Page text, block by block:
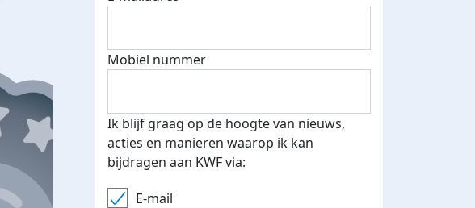
E-mails verstuurd
Top fondsenwerver
Mobiel nummer
Ik blijf graag op de hoogte van nieuws,
acties en manieren waarop ik kan
bijdragen aan KWF via:
E-mail